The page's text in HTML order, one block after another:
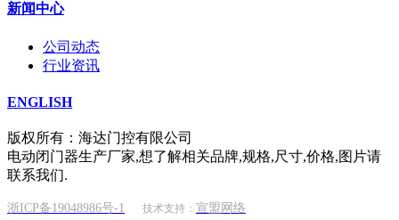
新闻中心
公司动态
行业资讯
ENGLISH
版权所有：海达门控有限公司
电动闭门器生产厂家,想了解相关品牌,规格,尺寸,价格,图片请
联系我们.
浙ICP备19048986号-1 技术支持： 宣盟网络